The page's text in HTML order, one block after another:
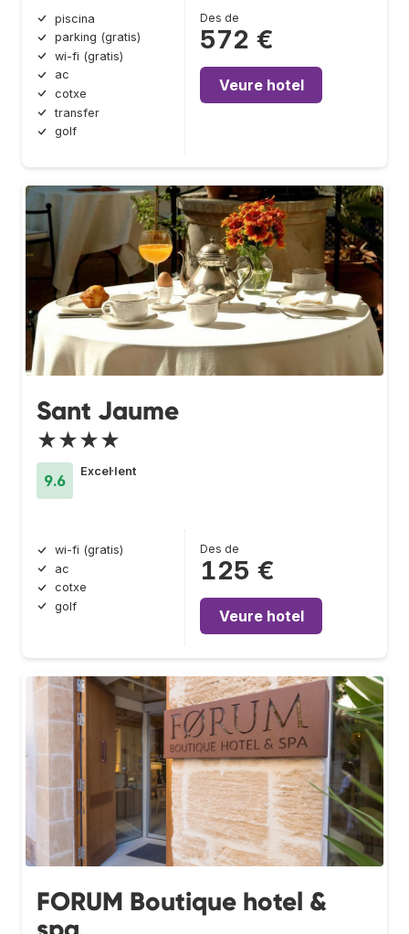
piscina
parking (gratis)
wi-fi (gratis)
ac
cotxe
transfer
golf
Des de
572 €
Veure hotel
Sant Jaume
★★★★
9.6
Excel·lent
wi-fi (gratis)
ac
cotxe
golf
Des de
125 €
Veure hotel
FORUM Boutique hotel &